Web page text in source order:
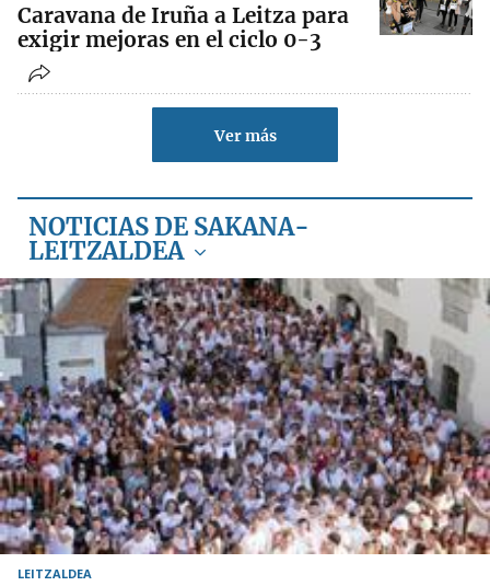
Caravana de Iruña a Leitza para
exigir mejoras en el ciclo 0-3
Ver más
NOTICIAS DE SAKANA-
LEITZALDEA
LEITZALDEA